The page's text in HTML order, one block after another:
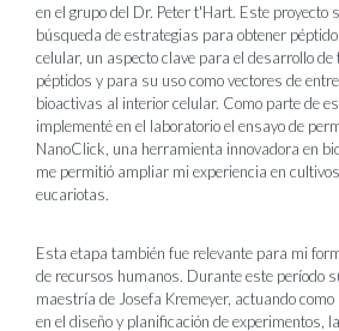
en el grupo del Dr. Peter t'Hart. Este proyecto
búsqueda de estrategias para obtener
celular, un aspecto clave para el desarrollo
péptidos y para su uso como vectores de
bioactivas al interior celular. Como parte de
implementé en el laboratorio el ensayo de
NanoClick, una herramienta innovadora en
me permitió ampliar mi experiencia en
eucariotas.
Esta etapa también fue relevante para mi
de recursos humanos. Durante este período
maestría de Josefa Kremeyer, actuando
en el diseño y planificación de experimentos,